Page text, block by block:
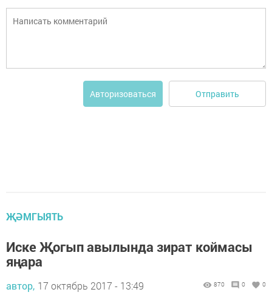
Авторизоваться Отправить
ҖӘМГЫЯТЬ
Иске Җогып авылында зират коймасы
яңара
автор, 17 октябрь 2017 - 13:49 870 0 0